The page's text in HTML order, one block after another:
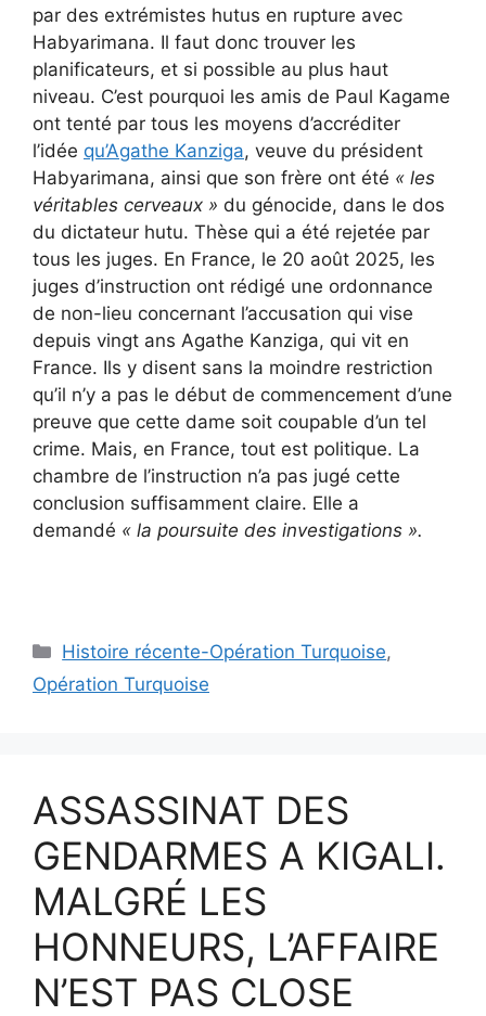
par des extrémistes hutus en rupture avec
Habyarimana. Il faut donc trouver les
planificateurs, et si possible au plus haut
niveau. C’est pourquoi les amis de Paul Kagame
ont tenté par tous les moyens d’accréditer
l’idée qu’Agathe Kanziga, veuve du président
Habyarimana, ainsi que son frère ont été « les
véritables cerveaux » du génocide, dans le dos
du dictateur hutu. Thèse qui a été rejetée par
tous les juges. En France, le 20 août 2025, les
juges d’instruction ont rédigé une ordonnance
de non-lieu concernant l’accusation qui vise
depuis vingt ans Agathe Kanziga, qui vit en
France. Ils y disent sans la moindre restriction
qu’il n’y a pas le début de commencement d’une
preuve que cette dame soit coupable d’un tel
crime. Mais, en France, tout est politique. La
chambre de l’instruction n’a pas jugé cette
conclusion suffisamment claire. Elle a
demandé « la poursuite des investigations ».
Catégories
Histoire récente-Opération Turquoise,
Opération Turquoise
ASSASSINAT DES
GENDARMES A KIGALI.
MALGRÉ LES
HONNEURS, L’AFFAIRE
N’EST PAS CLOSE